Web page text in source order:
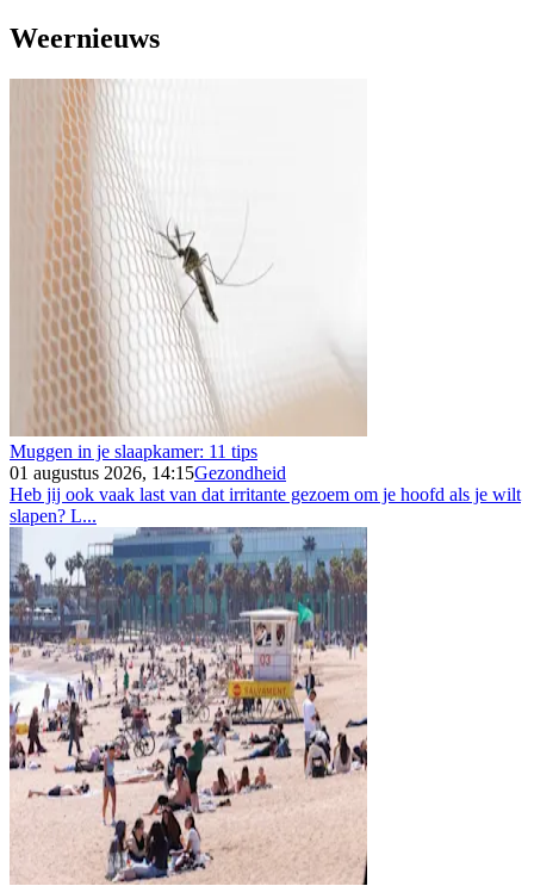
Weernieuws
Muggen in je slaapkamer: 11 tips
01 augustus 2026, 14:15Gezondheid
Heb jij ook vaak last van dat irritante gezoem om je hoofd als je wilt
slapen? L...